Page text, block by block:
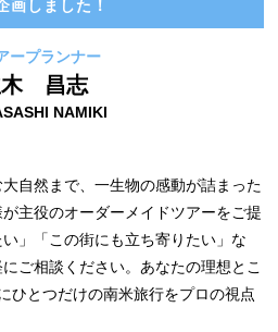
画しました！
ープランナー
木 昌志
NAMIKI
自然まで、一生物の感動が詰まった
主役のオーダーメイドツアーをご提
」「この街にも立ち寄りたい」な
ご相談ください。あなたの理想とこ
ひとつだけの南米旅行をプロの視点